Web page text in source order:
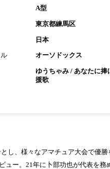
A型
東京都練馬区
日本
オーソドックス
ゆうちゃみ / あなたに捧
援歌
し、様々なアマチュア大会で優勝
ュー。21年に卜部功也が代表を務